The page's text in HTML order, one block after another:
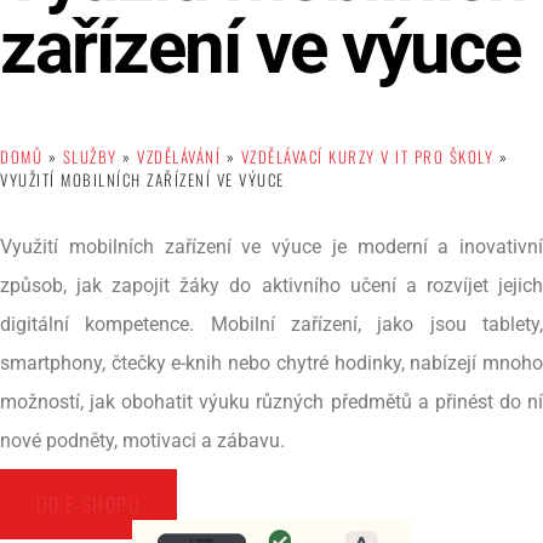
zařízení ve výuce
DOMŮ » SLUŽBY » VZDĚLÁVÁNÍ » VZDĚLÁVACÍ KURZY V IT PRO ŠKOLY »
VYUŽITÍ MOBILNÍCH ZAŘÍZENÍ VE VÝUCE
Využití mobilních zařízení ve výuce je moderní a inovativní
způsob, jak zapojit žáky do aktivního učení a rozvíjet jejich
digitální kompetence. Mobilní zařízení, jako jsou tablety,
smartphony, čtečky e-knih nebo chytré hodinky, nabízejí mnoho
možností, jak obohatit výuku různých předmětů a přinést do ní
nové podněty, motivaci a zábavu.
DO E-SHOPU